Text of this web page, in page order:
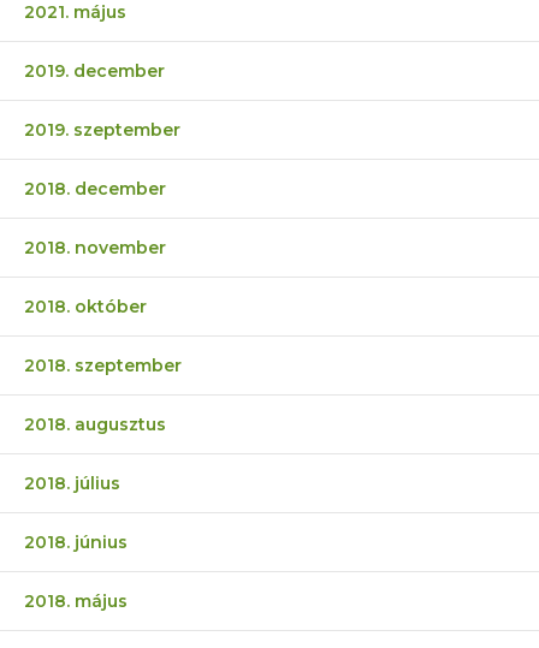
2021. május
2019. december
2019. szeptember
2018. december
2018. november
2018. október
2018. szeptember
2018. augusztus
2018. július
2018. június
2018. május